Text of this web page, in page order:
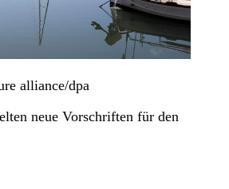
alliance/dpa
neue Vorschriften für den